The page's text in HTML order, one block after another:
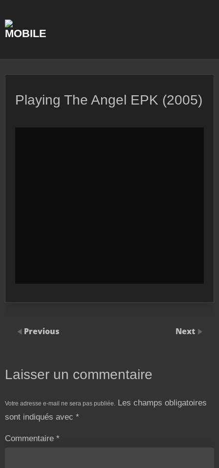
content
Playing The Angel EPK (2005)
Previous Next
Laisser un commentaire
Votre adresse e-mail ne sera pas publiée. Les champs obligatoires
sont indiqués avec *
Commentaire *